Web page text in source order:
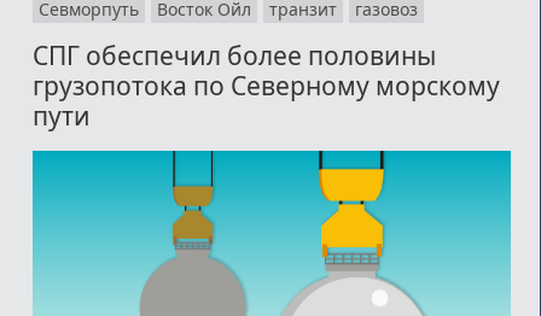
Пользовательское соглашение
Медиакит
Севморпуть
Восток Ойл транзит газовоз
СПГ обеспечил более половины
грузопотока по Северному морскому
пути